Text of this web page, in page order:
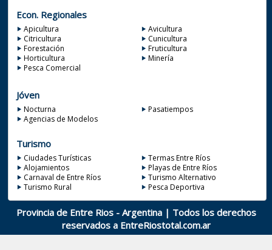
Econ. Regionales
Apicultura
Avicultura
Citricultura
Cunicultura
Forestación
Fruticultura
Horticultura
Minería
Pesca Comercial
Jóven
Nocturna
Pasatiempos
Agencias de Modelos
Turismo
Ciudades Turísticas
Termas Entre Ríos
Alojamientos
Playas de Entre Ríos
Carnaval de Entre Ríos
Turismo Alternativo
Turismo Rural
Pesca Deportiva
Provincia de Entre Rios - Argentina | Todos los derechos
reservados a EntreRiostotal.com.ar